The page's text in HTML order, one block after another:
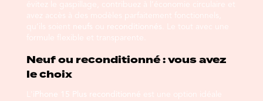
évitez le gaspillage, contribuez à l’économie circulaire et
avez accès à des modèles parfaitement fonctionnels,
qu’ils soient neufs ou reconditionnés . Le tout avec une
formule flexible et transparente.
Neuf ou reconditionné : vous avez
le choix
iPhone 15 Plus reconditionné est une option idéale